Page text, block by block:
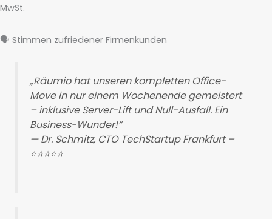
MwSt.
🗣️ Stimmen zufriedener Firmenkunden
„Räumio hat unseren kompletten Office-
Move in nur einem Wochenende gemeistert
– inklusive Server-Lift und Null-Ausfall. Ein
Business-Wunder!“
— Dr. Schmitz, CTO TechStartup Frankfurt –
⭐⭐⭐⭐⭐